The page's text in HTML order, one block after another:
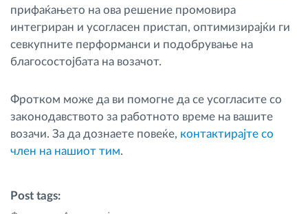
прифаќањето на ова решение промовира
интегриран и усогласен пристап, оптимизирајќи ги
севкупните перформанси и подобрување на
благосостојбата на возачот.
Фротком може да ви помогне да се усогласите со
законодавството за работното време на вашите
возачи. За да дознаете повеќе, контактирајте со
член на нашиот тим.
Post tags: